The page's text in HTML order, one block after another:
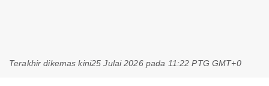
Terakhir dikemas kini25 Julai 2026 pada 11:22 PTG GMT+0